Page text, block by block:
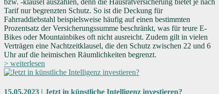
bzw. -klausel auszahlen, denn die Hausratversicherung bietet je nach
Tarif nur begrenzten Schutz. So ist die Deckung für
Fahrraddiebstahl beispielsweise häufig auf einen bestimmten
Prozentsatz der Versicherungssumme beschränkt, was für teure E-
Bikes oder Mountainbikes oft nicht ausreicht. Zudem gilt in vielen
Verträgen eine Nachtzeitklausel, die den Schutz zwischen 22 und 6
Uhr auf die heimischen Räumlichkeiten begrenzt.
> weiterlesen
15.05.2023 | Jetzt in künstliche Intelligenz investieren?